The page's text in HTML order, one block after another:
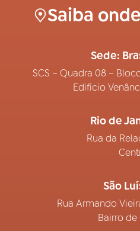
Saiba
Sede:
SCS – Quadra 08 –
Edifício
Rio de
Rua da
São
Rua Armando
Bairro de